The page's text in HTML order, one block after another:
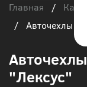
Главная /
/
Авточехлы
"Лексус"